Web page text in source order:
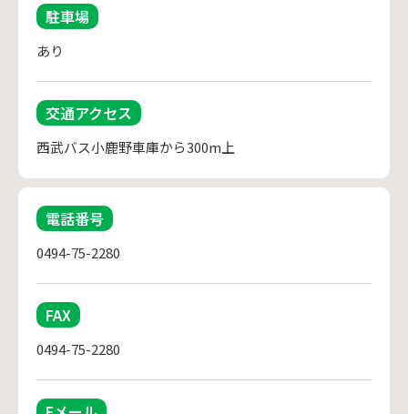
駐車場
あり
交通アクセス
西武バス小鹿野車庫から300m上
電話番号
0494-75-2280
FAX
0494-75-2280